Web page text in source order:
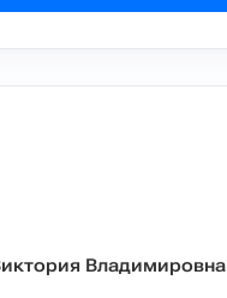
Владимировна